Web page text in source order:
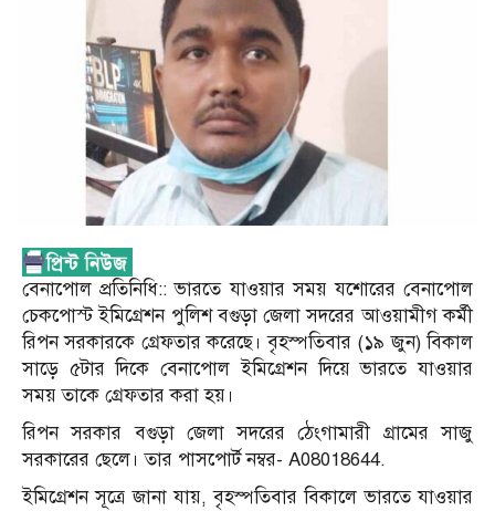
বেনাপোল প্রতিনিধি:: ভারতে যাওয়ার সময় যশোরের বেনাপোল
চেকপোস্ট ইমিগ্রেশন পুলিশ বগুড়া জেলা সদরের আওয়ামীগ কর্মী
রিপন সরকারকে গ্রেফতার করেছে। বৃহস্পতিবার (১৯ জুন) বিকাল
সাড়ে ৫টার দিকে বেনাপোল ইমিগ্রেশন দিয়ে ভারতে যাওয়ার
সময় তাকে গ্রেফতার করা হয়।
রিপন সরকার বগুড়া জেলা সদরের ঠেংগামারী গ্রামের সাজু
সরকারের ছেলে। তার পাসপোর্ট নম্বর- A08018644.
ইমিগ্রেশন সূত্রে জানা যায়, বৃহস্পতিবার বিকালে ভারতে যাওয়ার